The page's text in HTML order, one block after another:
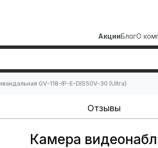
АкцииБлогО
GV-118-IP-E-DIS50V-30 (Ultra)
Отзывы
Камера